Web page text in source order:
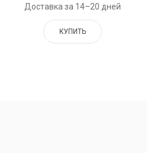
Доставка за 14–20 дней
КУПИТЬ